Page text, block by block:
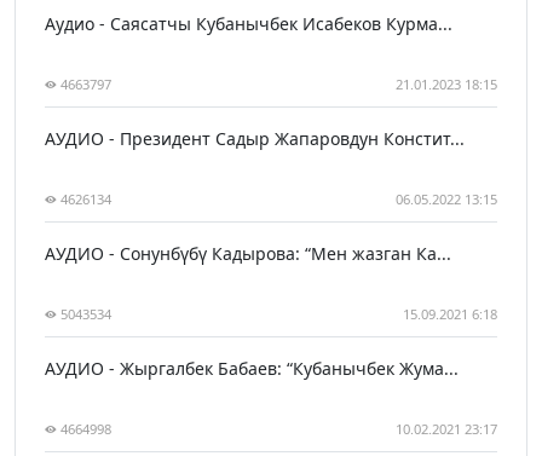
Аудио - Саясатчы Кубанычбек Исабеков Курма...
4663797 21.01.2023 18:15
АУДИО - Президент Садыр Жапаровдун Констит...
4626134 06.05.2022 13:15
АУДИО - Сонунбүбү Кадырова: “Мен жазган Ка...
5043534 15.09.2021 6:18
АУДИО - Жыргалбек Бабаев: “Кубанычбек Жума...
4664998 10.02.2021 23:17